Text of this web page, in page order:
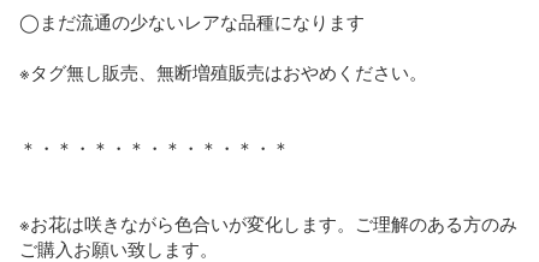
◯まだ流通の少ないレアな品種になります
※タグ無し販売、無断増殖販売はおやめください。
＊・＊・＊・＊・＊・＊・＊・＊
※お花は咲きながら色合いが変化します。ご理解のある方のみ
ご購入お願い致します。